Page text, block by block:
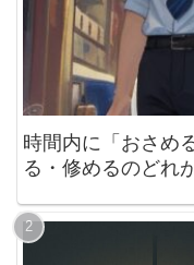
時間内に「おさめ
る・修めるのどれ